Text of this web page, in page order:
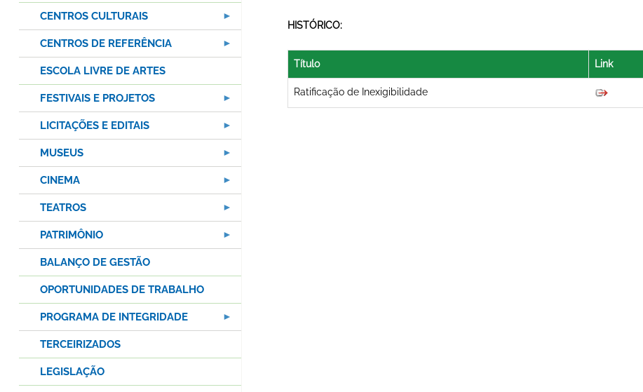
HISTÓRICO:
Título Link
Ratificação de Inexigibilidade
CENTROS CULTURAIS
CENTROS DE REFERÊNCIA
ESCOLA LIVRE DE ARTES
FESTIVAIS E PROJETOS
LICITAÇÕES E EDITAIS
MUSEUS
CINEMA
TEATROS
PATRIMÔNIO
BALANÇO DE GESTÃO
OPORTUNIDADES DE TRABALHO
PROGRAMA DE INTEGRIDADE
TERCEIRIZADOS
LEGISLAÇÃO